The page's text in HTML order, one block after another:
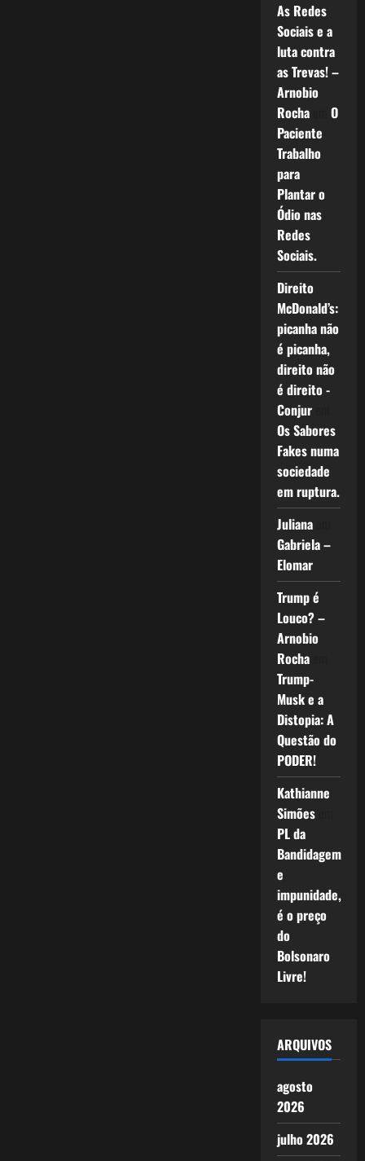
As Redes
Sociais e a
luta contra
as Trevas! –
Arnobio
Rochaem O
Paciente
Trabalho
para
Plantar o
Ódio nas
Redes
Sociais.
Direito
McDonald’s:
picanha não
é picanha,
direito não
é direito -
Conjurem
Os Sabores
Fakes numa
sociedade
em ruptura.
Julianaem
Gabriela –
Elomar
Trump é
Louco? –
Arnobio
Rochaem
Trump-
Musk e a
Distopia: A
Questão do
PODER!
Kathianne
Simõesem
PL da
Bandidagem
e
impunidade,
é o preço
do
Bolsonaro
Livre!
ARQUIVOS
agosto
2026
julho 2026